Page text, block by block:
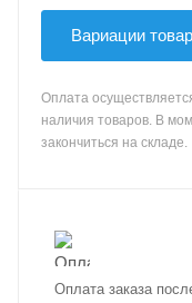
Вариации
Оплата
наличия товаров. В
закончиться на складе.
Оплата заказа